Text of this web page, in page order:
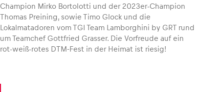
Champion Mirko Bortolotti und der 2023er-Champion
Thomas Preining, sowie Timo Glock und die
Lokalmatadoren vom TGI Team Lamborghini by GRT rund
um Teamchef Gottfried Grasser. Die Vorfreude auf ein
rot-weiß-rotes DTM-Fest in der Heimat ist riesig!